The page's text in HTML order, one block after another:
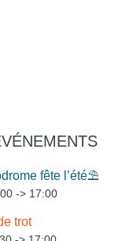
fête l’été⛱️
-> 17:00
trot